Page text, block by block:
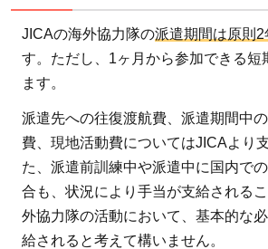
JICAの海外協力隊の派遣期間は原則2
す。ただし、1ヶ月から参加できる短
ます。
派遣先への往復渡航費、派遣期間中
費、現地活動費についてはJICAより
た、派遣前訓練中や派遣中に国内で
合も、状況により手当が支給される
外協力隊の活動において、基本的な
給されると考えて構いません。